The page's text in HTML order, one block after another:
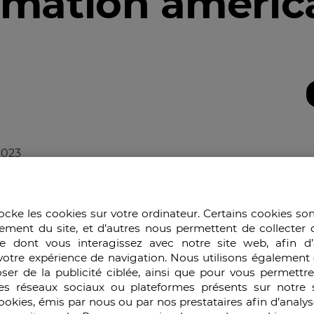
particulière aux billets postés sur le web à propos
un problème d’amplitude mondiale. Cécile
très démonstratif sur les dérapages générés par la
saxonne. Nous reproduisons cet extrait sur le cas
d’alimentation occidental qui nuit gravement à la
sud, devraient bientôt rejoindre l’Organisation
à l’OMC acceptée ? La fin de ses taxations sur
les cookies sur votre ordinateur. Certains cookies
du site, et d’autres nous permettent de collecter
dont vous interagissez avec notre site web, afin
expérience de navigation. Nous utilisons
de la publicité ciblée, ainsi que pour vous
réseaux sociaux ou plateformes présents sur notre
émis par nous ou par nos prestataires afin